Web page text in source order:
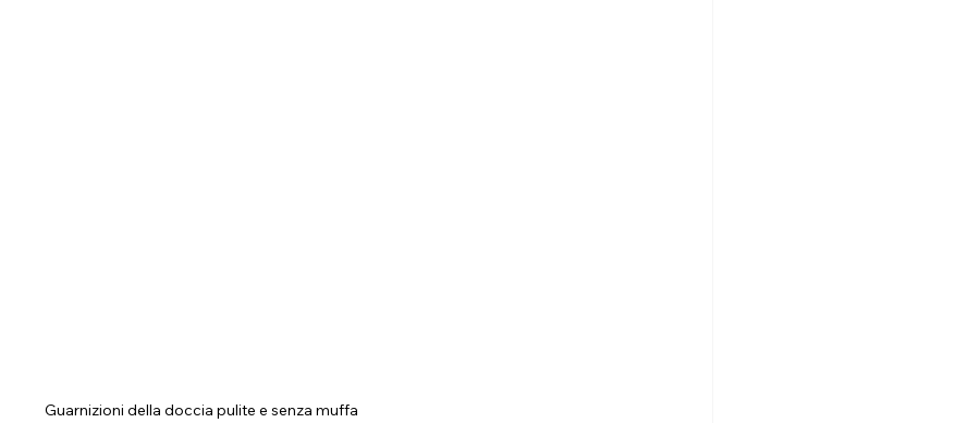
Guarnizioni della doccia pulite e senza muffa